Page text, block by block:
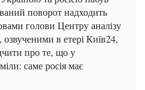
поворот надходить
голови Центру аналізу
озвученими в етері Київ24,
про те, що у
саме росія має